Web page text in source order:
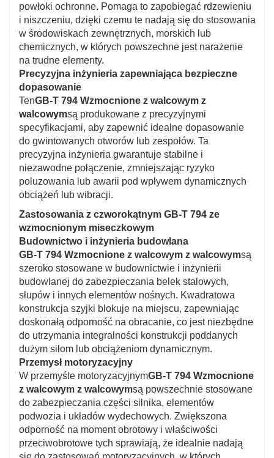
powłoki ochronne. Pomaga to zapobiegać rdzewieniu
i niszczeniu, dzięki czemu te nadają się do stosowania
w środowiskach zewnętrznych, morskich lub
chemicznych, w których powszechne jest narażenie
na trudne elementy.
Precyzyjna inżynieria zapewniająca bezpieczne
dopasowanie
TenGB-T 794 Wzmocnione z walcowym z
walcowymsą produkowane z precyzyjnymi
specyfikacjami, aby zapewnić idealne dopasowanie
do gwintowanych otworów lub zespołów. Ta
precyzyjna inżynieria gwarantuje stabilne i
niezawodne połączenie, zmniejszając ryzyko
poluzowania lub awarii pod wpływem dynamicznych
obciążeń lub wibracji.
Zastosowania z czworokątnym GB-T 794 ze
wzmocnionym miseczkowym
Budownictwo i inżynieria budowlana
GB-T 794 Wzmocnione z walcowym z walcowymsą
szeroko stosowane w budownictwie i inżynierii
budowlanej do zabezpieczania belek stalowych,
słupów i innych elementów nośnych. Kwadratowa
konstrukcja szyjki blokuje na miejscu, zapewniając
doskonałą odporność na obracanie, co jest niezbędne
do utrzymania integralności konstrukcji poddanych
dużym siłom lub obciążeniom dynamicznym.
Przemysł motoryzacyjny
W przemyśle motoryzacyjnymGB-T 794 Wzmocnione
z walcowym z walcowymsą powszechnie stosowane
do zabezpieczania części silnika, elementów
podwozia i układów wydechowych. Zwiększona
odporność na moment obrotowy i właściwości
przeciwobrotowe tych sprawiają, że idealnie nadają